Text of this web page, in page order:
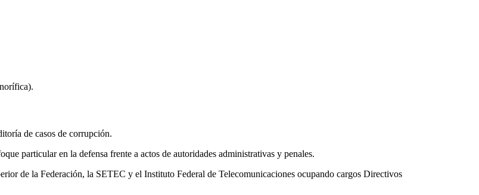
de casos de corrupción.
particular en la defensa frente a actos de autoridades administrativas y penales.
de la Federación, la SETEC y el Instituto Federal de Telecomunicaciones ocupando cargos Directivos